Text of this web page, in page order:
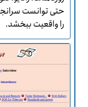
را واقعیت ببخشد.